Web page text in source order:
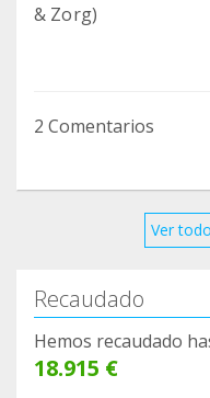
& Zorg)
2 Comentarios
Ver
Recaudado
Hemos recaudado
18.915 €